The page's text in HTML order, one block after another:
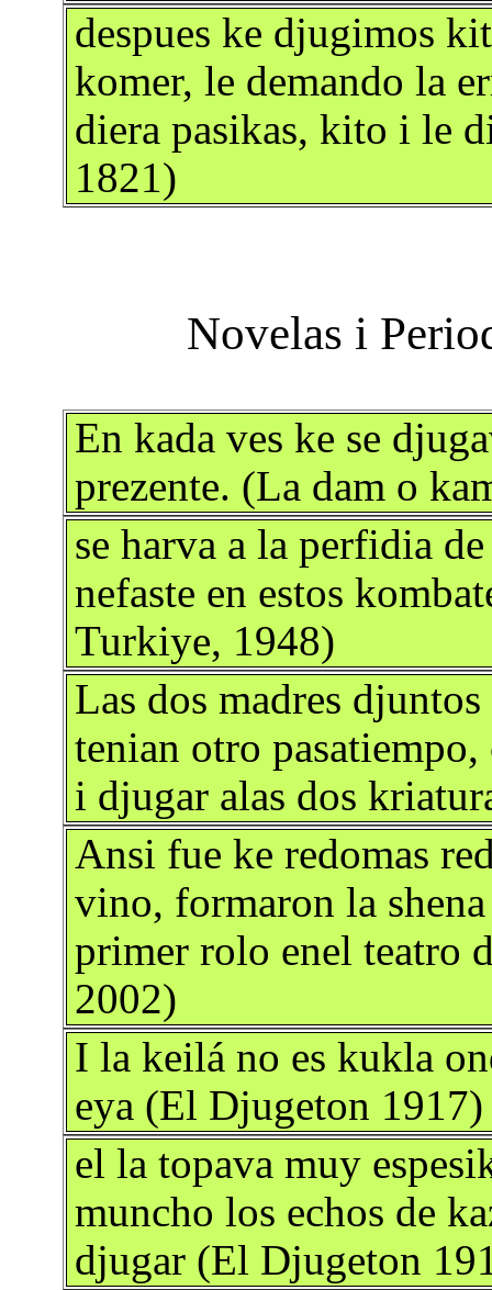
despues ke djugimos
komer, le demando la
diera pasikas, kito i le
1821)
En kada ves ke se
prezente. (La dam o
se harva a la perfidia
nefaste en estos
Turkiye, 1948)
Las dos madres
tenian otro
i djugar alas dos
Ansi fue ke redomas
vino, formaron la
primer rolo enel teatro
2002)
I la keilá no es kukla
eya (El Djugeton 1917)
el la topava muy
muncho los echos de
djugar (El Djugeton